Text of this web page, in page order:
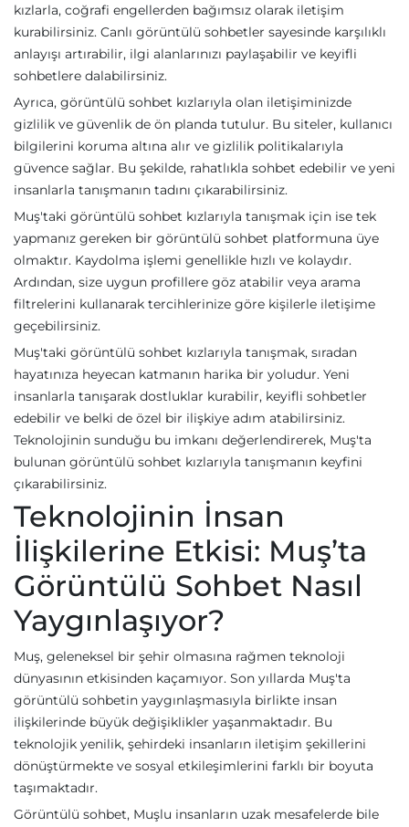
kızlarla, coğrafi engellerden bağımsız olarak iletişim
kurabilirsiniz. Canlı görüntülü sohbetler sayesinde karşılıklı
anlayışı artırabilir, ilgi alanlarınızı paylaşabilir ve keyifli
sohbetlere dalabilirsiniz.
Ayrıca, görüntülü sohbet kızlarıyla olan iletişiminizde
gizlilik ve güvenlik de ön planda tutulur. Bu siteler, kullanıcı
bilgilerini koruma altına alır ve gizlilik politikalarıyla
güvence sağlar. Bu şekilde, rahatlıkla sohbet edebilir ve yeni
insanlarla tanışmanın tadını çıkarabilirsiniz.
Muş'taki görüntülü sohbet kızlarıyla tanışmak için ise tek
yapmanız gereken bir görüntülü sohbet platformuna üye
olmaktır. Kaydolma işlemi genellikle hızlı ve kolaydır.
Ardından, size uygun profillere göz atabilir veya arama
filtrelerini kullanarak tercihlerinize göre kişilerle iletişime
geçebilirsiniz.
Muş'taki görüntülü sohbet kızlarıyla tanışmak, sıradan
hayatınıza heyecan katmanın harika bir yoludur. Yeni
insanlarla tanışarak dostluklar kurabilir, keyifli sohbetler
edebilir ve belki de özel bir ilişkiye adım atabilirsiniz.
Teknolojinin sunduğu bu imkanı değerlendirerek, Muş'ta
bulunan görüntülü sohbet kızlarıyla tanışmanın keyfini
çıkarabilirsiniz.
Teknolojinin İnsan
İlişkilerine Etkisi: Muş’ta
Görüntülü Sohbet Nasıl
Yaygınlaşıyor?
Muş, geleneksel bir şehir olmasına rağmen teknoloji
dünyasının etkisinden kaçamıyor. Son yıllarda Muş'ta
görüntülü sohbetin yaygınlaşmasıyla birlikte insan
ilişkilerinde büyük değişiklikler yaşanmaktadır. Bu
teknolojik yenilik, şehirdeki insanların iletişim şekillerini
dönüştürmekte ve sosyal etkileşimlerini farklı bir boyuta
taşımaktadır.
Görüntülü sohbet, Muşlu insanların uzak mesafelerde bile